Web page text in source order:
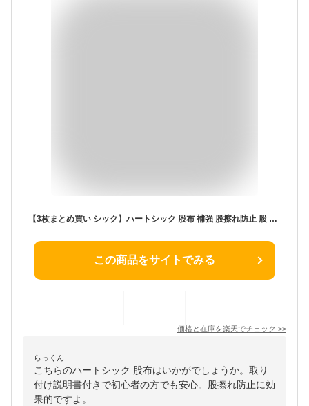
【3枚まとめ買い シック】ハートシック 股布 補強 股擦れ防止 股 補修 股ずれ ハートシック
この商品をサイトでみる
価格と在庫を楽天でチェック >>
らっくん
こちらのハートシック 股布はいかがでしょうか。取り
付け説明書付きで初心者の方でも安心。股擦れ防止に効
果的ですよ。